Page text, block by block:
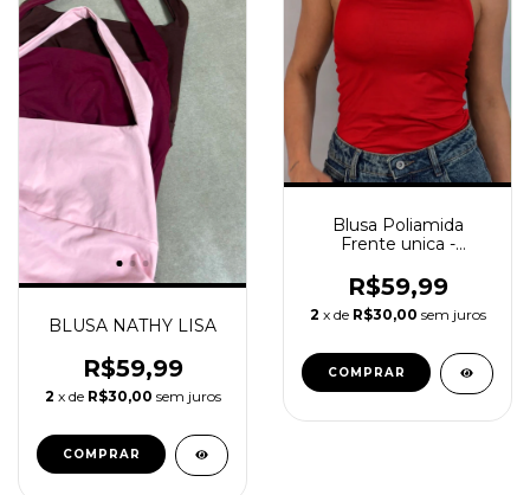
BLUSA NATHY LISA
R$59,99
2 x de R$30,00 sem juros
COMPRAR
Blusa Poliamida
Frente unica -
R$59,99
2 x de R$30,00 sem juros
COMPRAR